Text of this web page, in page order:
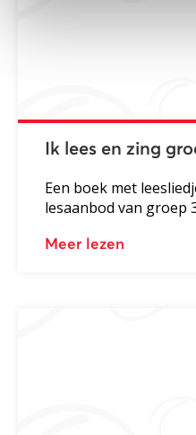
Ik lees en zing
Een boek met
lesaanbod van groep
Meer lezen